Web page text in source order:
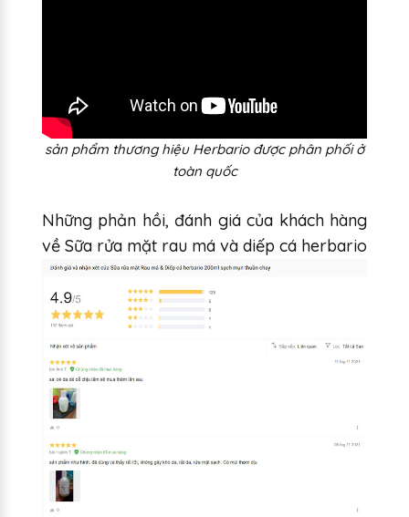
sản phẩm thương hiệu Herbario được phân phối ở
toàn quốc
Những phản hồi, đánh giá của khách hàng
về Sữa rửa mặt rau má và diếp cá herbario